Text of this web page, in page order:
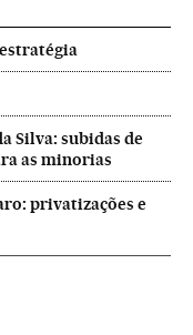
Silva: subidas de
as minorias
privatizações e